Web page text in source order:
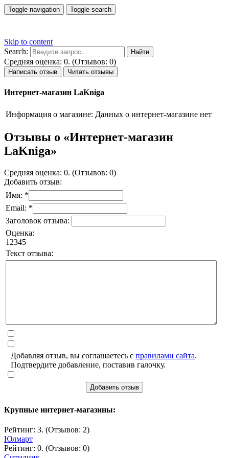
Toggle navigation Toggle search
Skip to content
Search:
Средняя оценка: 0. (Отзывов: 0)
Написать отзыв Читать отзывы
Интернет-магазин LaKniga
Информация о магазине: Данных о интернет-магазине нет
Отзывы о «Интернет-магазин
LaKniga»
Средняя оценка: 0. (Отзывов: 0)
Добавить отзыв:
Имя: *
Email: *
Заголовок отзыва:
Оценка:
1 2345
Текст отзыва:
Добавляя отзыв, вы соглашаетесь с правилами сайта.
Подтвердите добавление, поставив галочку.
Добавить отзыв
Крупные интернет-магазины:
Рейтинг: 3. (Отзывов: 2)
Юлмарт
Рейтинг: 0. (Отзывов: 0)